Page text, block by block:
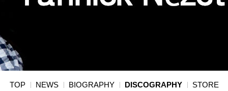
TOP NEWS BIOGRAPHY DISCOGRAPHY STORE